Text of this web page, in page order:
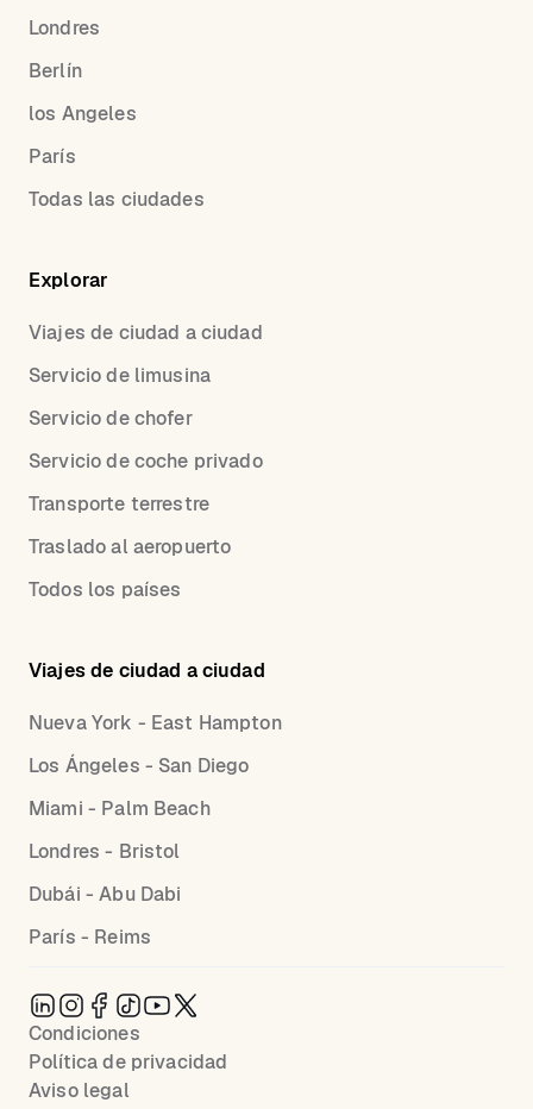
Londres
Berlín
los Angeles
París
Todas las ciudades
Explorar
Viajes de ciudad a ciudad
Servicio de limusina
Servicio de chofer
Servicio de coche privado
Transporte terrestre
Traslado al aeropuerto
Todos los países
Viajes de ciudad a ciudad
Nueva York - East Hampton
Los Ángeles - San Diego
Miami - Palm Beach
Londres - Bristol
Dubái - Abu Dabi
París - Reims
Condiciones
Política de privacidad
Aviso legal